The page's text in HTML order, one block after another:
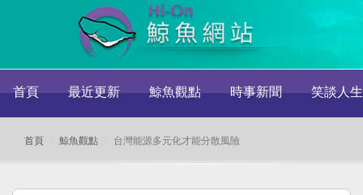
首頁 最近更新 鯨魚觀點 時事新聞 笑談人生
首頁 鯨魚觀點 台灣能源多元化才能分散風險